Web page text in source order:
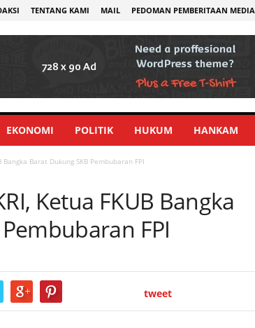
TENTANG KAMI MAIL PEDOMAN PEMBERITAAN MEDIA
EKONOMI POLITIK HUKUM HANKAM
Barat Dukung SKB Pembubaran FPI
Ketua FKUB Bangka
FPI
tweet